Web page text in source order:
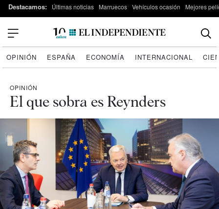
Destacamos: Últimas noticias Marruecos Vehículos ocasión Mejores
OPINIÓN ESPAÑA ECONOMÍA INTERNACIONAL
OPINIÓN
El que sobra es Reynders